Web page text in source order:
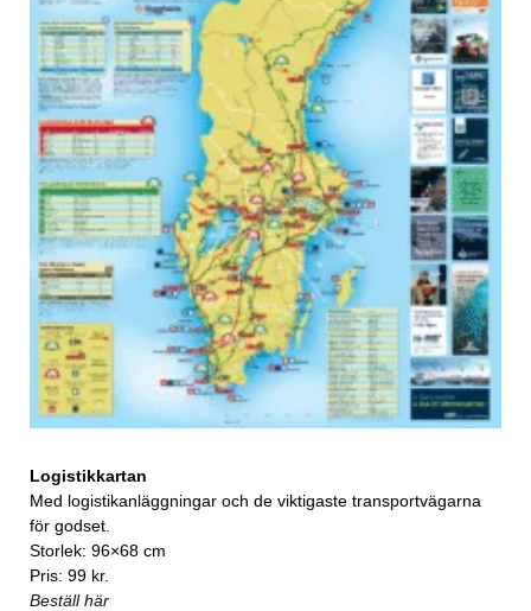
Logistikkartan
Med logistikanläggningar och de viktigaste transportvägarna
för godset.
Storlek: 96×68 cm
Pris: 99 kr.
Beställ här